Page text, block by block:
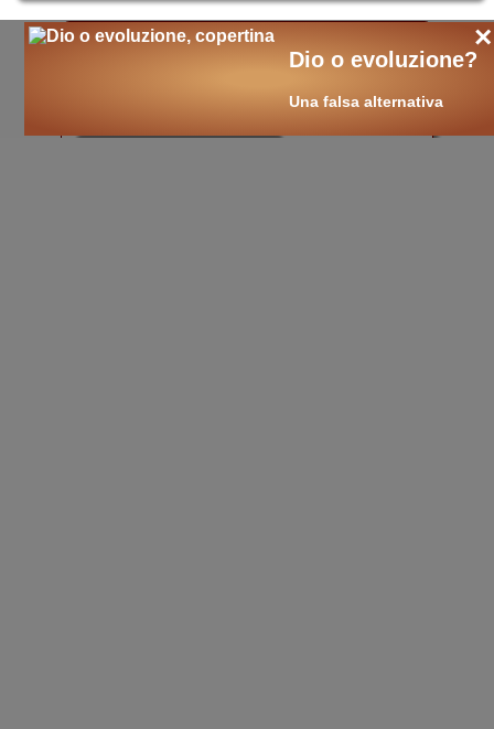
cercalibri sui temi:
Bibbia
×
Dio o evoluzione?
Una falsa alternativa